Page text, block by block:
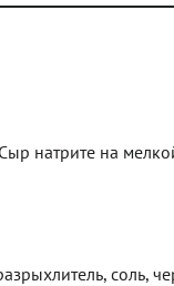
натрите на
соль,